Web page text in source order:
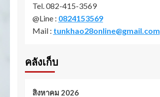
Tel. 082-415-3569
@Line : 0824153569
Mail : tunkhao28online@gmail.com
คลังเก็บ
สิงหาคม 2026